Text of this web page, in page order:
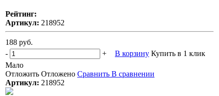
Рейтинг:
Артикул: 218952
188 руб.
-
+ В корзину Купить в 1 клик
Мало
Отложить Отложено Сравнить В сравнении
Артикул: 218952